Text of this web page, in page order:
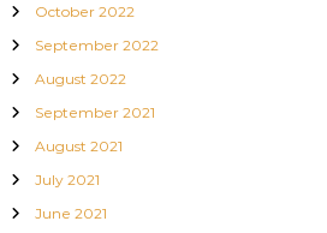
October 2022
September 2022
August 2022
September 2021
August 2021
July 2021
June 2021